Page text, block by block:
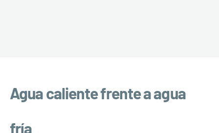
Agua caliente frente a agua
fría